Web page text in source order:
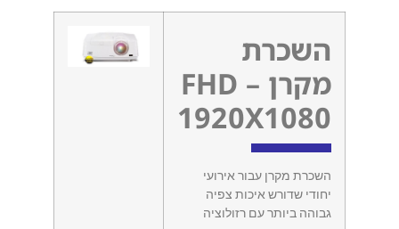
השכרת
מקרן – FHD
1920X1080
השכרת מקרן עבור אירועי
יחודי שדורש איכות צפיה
גבוהה ביותר עם רזולוציה